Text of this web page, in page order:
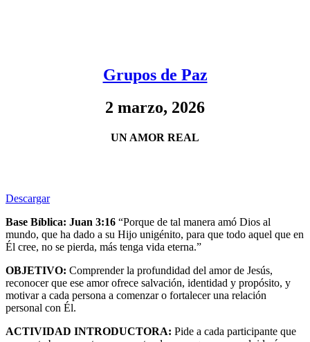
Grupos de Paz
2 marzo, 2026
UN AMOR REAL
Descargar
Base Bíblica: Juan 3:16 “Porque de tal manera amó Dios al
mundo, que ha dado a su Hijo unigénito, para que todo aquel que en
Él cree, no se pierda, más tenga vida eterna.”
OBJETIVO: Comprender la profundidad del amor de Jesús,
reconocer que ese amor ofrece salvación, identidad y propósito, y
motivar a cada persona a comenzar o fortalecer una relación
personal con Él.
ACTIVIDAD INTRODUCTORA: Pide a cada participante que